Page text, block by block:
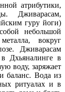
атрибутики,
Дживарасам,
гуру йоги)
небольшой
вокруг
Дживарасам
Дхьяналинге в
воду, заряжает
баланс. Вода из
ритуалах и в